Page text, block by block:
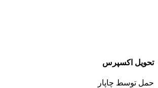
تحویل اکسپرس
حمل توسط چاپار